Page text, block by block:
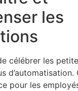
les
célébrer les
d’automatisation.
pour les